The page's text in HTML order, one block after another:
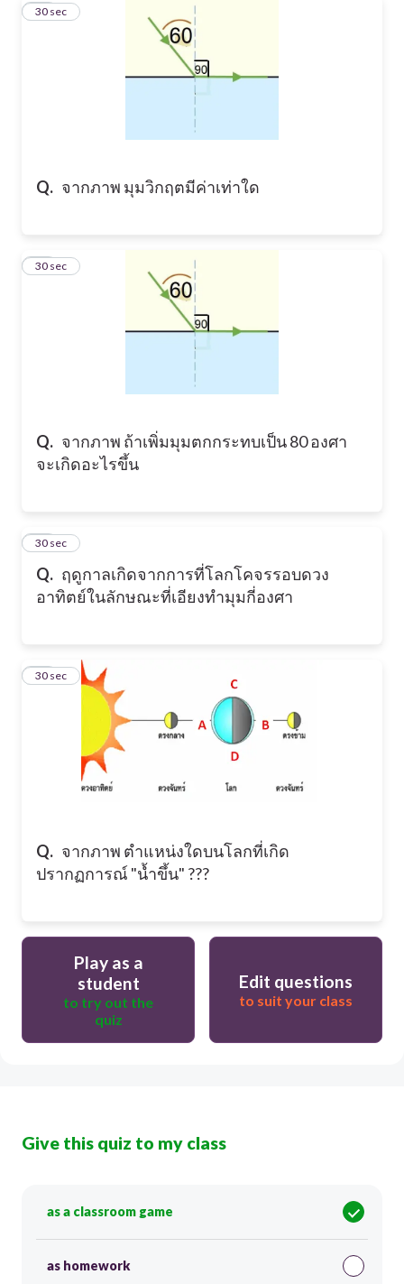
Q. จากภาพ มุมวิกฤตมีค่าเท่าใด
47
30 sec
Q. จากภาพ ถ้าเพิ่มมุมตกกระทบเป็น 80 องศา
จะเกิดอะไรขึ้น
48
30 sec
Q. ฤดูกาลเกิดจากการที่โลกโคจรรอบดวง
อาทิตย์ในลักษณะที่เอียงทำมุมกี่องศา
49
30 sec
Q. จากภาพ ตำแหน่งใดบนโลกที่เกิด
ปรากฏการณ์ "น้ำขึ้น" ???
50
30 sec
Play as a
student
to try out the
quiz
Edit questions
to suit your class
Give this quiz to my class
as a classroom game
as homework